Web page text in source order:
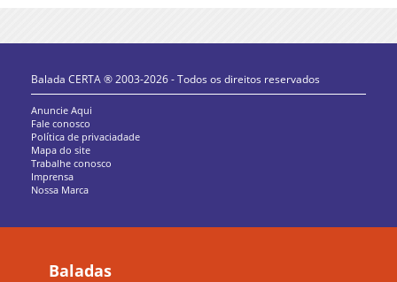
Balada CERTA ® 2003-2026 - Todos os direitos reservados
Anuncie Aqui
Fale conosco
Política de privaciadade
Mapa do site
Trabalhe conosco
Imprensa
Nossa Marca
Baladas